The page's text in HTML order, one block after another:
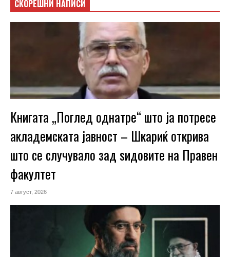
СКОРЕШНИ НАПИСИ
Книгата „Поглед однатре“ што ја потресе
акладемската јавност – Шкариќ открива
што се случувало зад ѕидовите на Правен
факултет
7 август, 2026